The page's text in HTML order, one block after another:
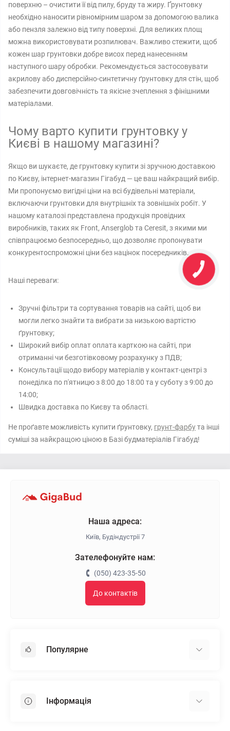
поверхню – очистити її від пилу, бруду та жиру. Ґрунтовку
необхідно наносити рівномірним шаром за допомогою валика
або пензля залежно від типу поверхні. Для великих площ
можна використовувати розпилювач. Важливо стежити, щоб
кожен шар грунтовки добре висох перед нанесенням
наступного шару обробки. Рекомендується застосовувати
акрилову або дисперсійно-синтетичну ґрунтовку для стін, щоб
забезпечити довговічність та якісне зчеплення з фінішними
матеріалами.
Чому варто купити грунтовку у
Києві в нашому магазині?
Якщо ви шукаєте, де грунтовку купити зі зручною доставкою
по Києву, інтернет-магазин Гігабуд — це ваш найкращий вибір.
Ми пропонуємо вигідні ціни на всі будівельні матеріали,
включаючи грунтовки для внутрішніх та зовнішніх робіт. У
нашому каталозі представлена ​​продукція провідних
виробників, таких як Front, Anserglob та Ceresit, з якими ми
співпрацюємо безпосередньо, що дозволяє пропонувати
конкурентоспроможні ціни без націнок посередників.
Наші переваги:
Зручні фільтри та сортування товарів на сайті, щоб ви
могли легко знайти та вибрати за низькою вартістю
ґрунтовку;
Широкий вибір оплат оплата карткою на сайті, при
отриманні чи безготівковому розрахунку з ПДВ;
Консультації щодо вибору матеріалів у контакт-центрі з
понеділка по п'ятницю з 8:00 до 18:00 та у суботу з 9:00 до
14:00;
Швидка доставка по Києву та області.
Не проґавте можливість купити ґрунтовку, грунт-фарбута інші
суміші за найкращою ціною в Базі будматеріалів Гігабуд!
Наша адреса:
Київ, Будіндустрії 7
Зателефонуйте нам:
(050) 423-35-50
До контактів
Популярне
Пінопласт
Інформація